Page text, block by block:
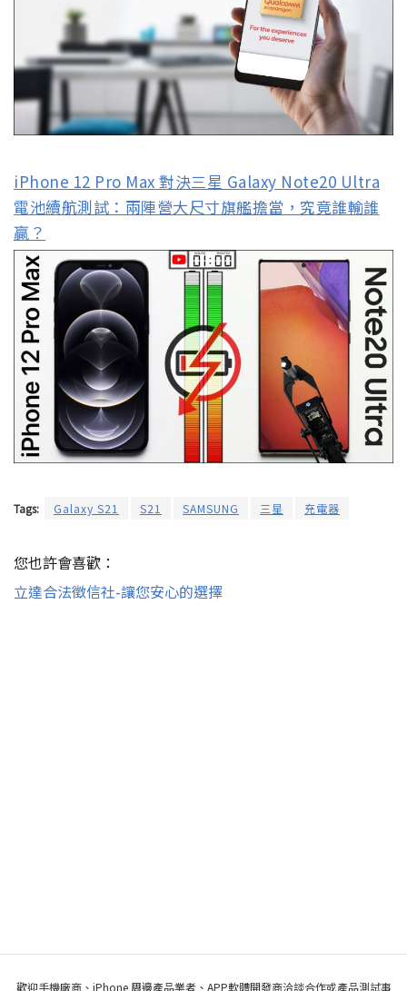
iPhone 12 Pro Max 對決三星 Galaxy Note20 Ultra
電池續航測試：兩陣營大尺寸旗艦擔當，究竟誰輸誰
贏？
Tags: Galaxy S21 S21 SAMSUNG 三星 充電器
您也許會喜歡：
立達合法徵信社-讓您安心的選擇
歡迎手機廠商、iPhone 周邊產品業者、APP軟體開發商洽談合作或產品測試事